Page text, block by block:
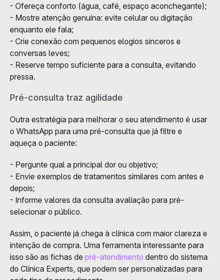
- Ofereça conforto (água, café, espaço aconchegante);
- Mostre atenção genuína: evite celular ou digitação
enquanto ele fala;
- Crie conexão com pequenos elogios sinceros e
conversas leves;
- Reserve tempo suficiente para a consulta, evitando
pressa.
Pré-consulta traz agilidade
Outra estratégia para melhorar o seu atendimento é usar
o WhatsApp para uma pré-consulta que já filtre e
aqueça o paciente:
- Pergunte qual a principal dor ou objetivo;
- Envie exemplos de tratamentos similares com antes e
depois;
- Informe valores da consulta avaliação para pré-
selecionar o público.
Assim, o paciente já chega à clínica com maior clareza e
intenção de compra. Uma ferramenta interessante para
isso são as fichas de pré-atendimento dentro do sistema
do Clínica Experts, que podem ser personalizadas para